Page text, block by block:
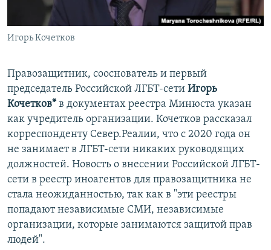
Игорь Кочетков
Правозащитник, сооснователь и первый
председатель Российской ЛГБТ-сети Игорь
Кочетков* в документах реестра Минюста указан
как учредитель организации. Кочетков рассказал
корреспонденту Север.Реалии, что с 2020 года он
не занимает в ЛГБТ-сети никаких руководящих
должностей. Новость о внесении Российской ЛГБТ-
сети в реестр иноагентов для правозащитника не
стала неожиданностью, так как в "эти реестры
попадают независимые СМИ, независимые
организации, которые занимаются защитой прав
людей".